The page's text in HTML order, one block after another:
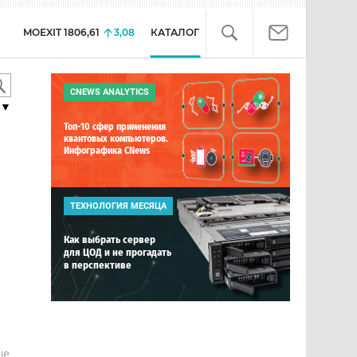
MOEXIT 1806,61 3,08 КАТАЛОГ
CNEWS ANALYTICS
Топ-10 сфер применения
квантовых компьютеров.
Инфографика CNews
ТЕХНОЛОГИЯ МЕСЯЦА
Как выбрать сервер
для ЦОД и не прогадать
в перспективе